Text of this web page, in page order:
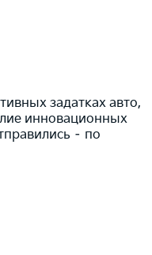
задатках авто,
инновационных
– по